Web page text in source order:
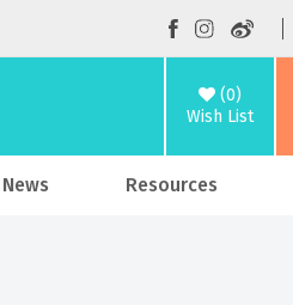
(0)
Wish List
News Resources